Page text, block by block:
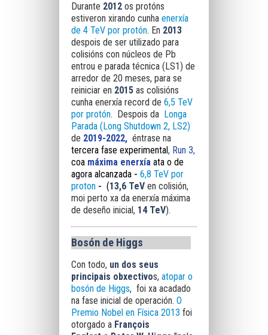
Durante 2012os protóns
estiveron xirando cunha enerxía
de 4 TeV por protón. En 2013
despois de ser utilizado para
colisións con núcleos de Pb
entrou e parada técnica (LS1) de
arredor de 20 meses, para se
reiniciar en 2015as colisións
cunha enerxía record de 6,5 TeV
por protón. Despois da Longa
Parada (Long Shutdown 2, LS2)
de 2019-2022, éntrase na
tercera fase experimental, Run 3,
coamáxima enerxía ata o de
agora alcanzada- 6,8 TeV por
proton- (13,6 TeVen colisión,
moi perto xa da enerxía máxima
de deseño inicial, 14 TeV).
Bosón de Higgs
Con todo, un dos seus
principais obxectivos, atopar o
bosón de Higgs, foi xa acadado
na fase inicial de operación. O
Premio Nobel en Física 2013 foi
otorgado aFrançois